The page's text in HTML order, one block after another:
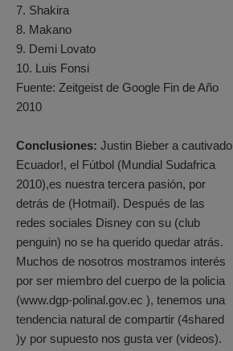
7. Shakira
8. Makano
9. Demi Lovato
10. Luis Fonsi
Fuente: Zeitgeist de Google Fin de Año
2010
Conclusiones: Justin Bieber a cautivado
Ecuador!, el Fútbol (Mundial Sudafrica
2010),es nuestra tercera pasión, por
detrás de (Hotmail). Después de las
redes sociales Disney con su (club
penguin) no se ha querido quedar atrás.
Muchos de nosotros mostramos interés
por ser miembro del cuerpo de la policia
(www.dgp-polinal.gov.ec ), tenemos una
tendencia natural de compartir (4shared
)y por supuesto nos gusta ver (videos).